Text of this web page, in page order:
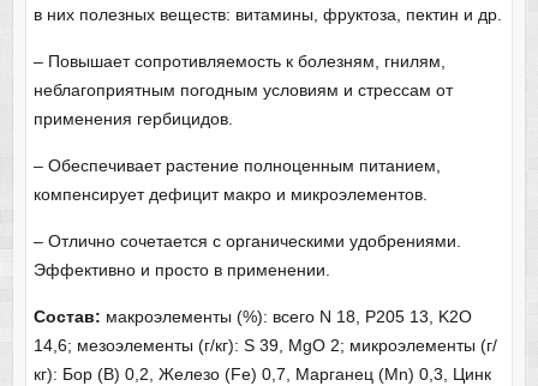
в них полезных веществ: витамины, фруктоза, пектин и др.
– Повышает сопротивляемость к болезням, гнилям,
неблагоприятным погодным условиям и стрессам от
применения гербицидов.
– Обеспечивает растение полноценным питанием,
компенсирует дефицит макро и микроэлементов.
– Отлично сочетается с органическими удобрениями.
Эффективно и просто в применении.
Состав: макроэлементы (%): всего N 18, P205 13, K2O
14,6; мезоэлементы (г/кг): S 39, MgO 2; микроэлементы (г/
кг): Бор (B) 0,2, Железо (Fe) 0,7, Марганец (Mn) 0,3, Цинк